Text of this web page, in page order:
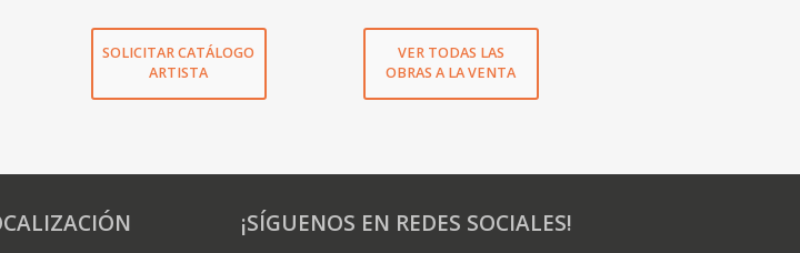
SOLICITAR CATÁLOGO
ARTISTA
VER TODAS LAS
OBRAS A LA VENTA
¡SÍGUENOS EN REDES SOCIALES!